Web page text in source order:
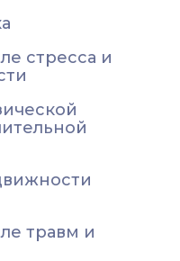
стресса и
травм и